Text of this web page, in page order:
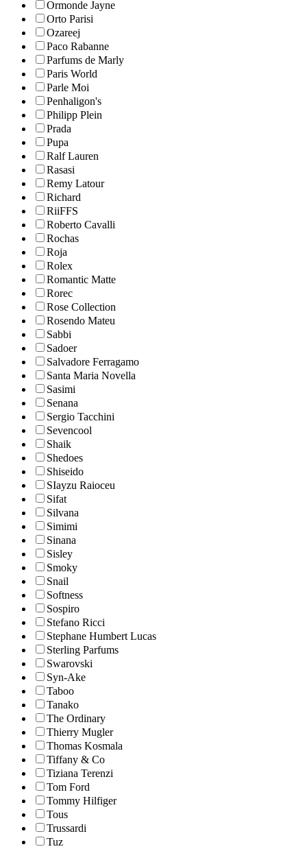
Ormonde Jayne
Orto Parisi
Ozareej
Paco Rabanne
Parfums de Marly
Paris World
Parle Moi
Penhaligon's
Philipp Plein
Prada
Pupa
Ralf Lauren
Rasasi
Remy Latour
Richard
RiiFFS
Roberto Cavalli
Rochas
Roja
Rolex
Romantic Matte
Rorec
Rose Collection
Rosendo Mateu
Sabbi
Sadoer
Salvadore Ferragamo
Santa Maria Novella
Sasimi
Senana
Sergio Tacchini
Sevencool
Shaik
Shedoes
Shiseido
SIayzu Raioceu
Sifat
Silvana
Simimi
Sinana
Sisley
Smoky
Snail
Softness
Sospiro
Stefano Ricci
Stephane Humbert Lucas
Sterling Parfums
Swarovski
Syn-Ake
Taboo
Tanako
The Ordinary
Thierry Mugler
Thomas Kosmala
Tiffany & Co
Tiziana Terenzi
Tom Ford
Tommy Hilfiger
Tous
Trussardi
Tuz